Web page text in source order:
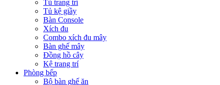
Tủ trang trí
Tủ kệ giầy
Bàn Console
Xích đu
Combo xích đu mây
Bàn ghế mây
Đồng hồ cây
Kệ trang trí
Phòng bếp
Bộ bàn ghế ăn